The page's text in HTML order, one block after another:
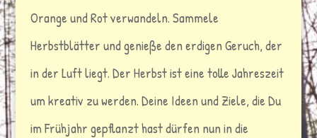
Orange und Rot verwandeln. Sammele
Herbstblätter und genieße den erdigen Geruch, der
in der Luft liegt. Der Herbst ist eine tolle Jahreszeit
um kreativ zu werden. Deine Ideen und Ziele, die Du
im Frühjahr gepflanzt hast dürfen nun in die